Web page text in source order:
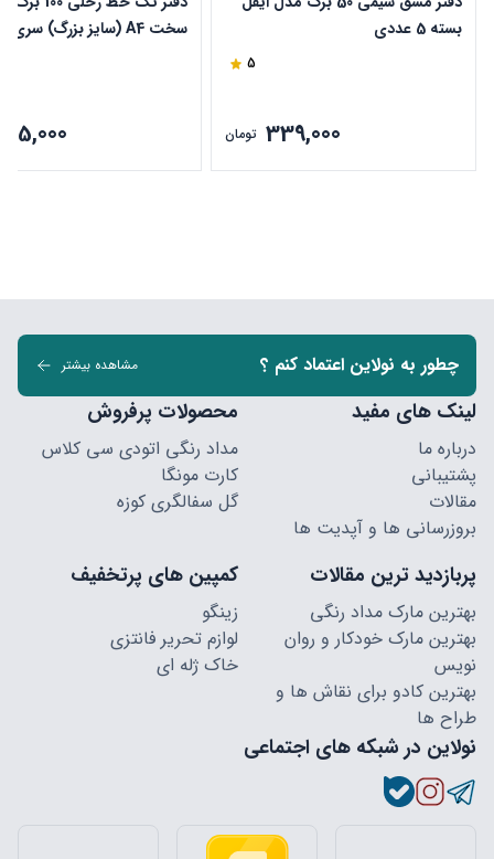
بسته 5 عددی
5
339,000 تومان
چطور به نولاین اعتماد کنم ؟ مشاهده بیشتر
لینک های مفید
درباره ما
پشتیبانی
مقالات
بروزرسانی ها و آپدیت ها
محصولات پرفروش
مداد رنگی اتودی سی کلاس
کارت مونگا
گل سفالگری کوزه
پربازدید ترین مقالات
بهترین مارک مداد رنگی
بهترین مارک خودکار و روان
نویس
بهترین کادو برای نقاش ها و
طراح ها
کمپین های پرتخفیف
زینگو
لوازم تحریر فانتزی
خاک ژله ای
نولاین در شبکه های اجتماعی